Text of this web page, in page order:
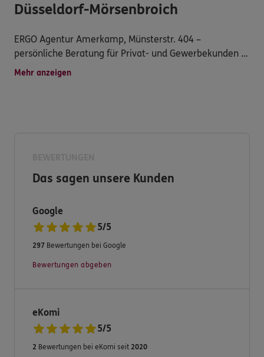
Düsseldorf-Mörsenbroich
ERGO Agentur Amerkamp, Münsterstr. 404 –
persönliche Beratung für Privat- und Gewerbekunden in
Düsseldorf und Umgebung. Ob Zahnversicherung, KFZ,
Mehr anzeigen
Das sagen unsere Kunden
Google
5/5
297 Bewertungen bei Google
Bewertungen abgeben
eKomi
5/5
2 Bewertungen bei eKomi seit 2020